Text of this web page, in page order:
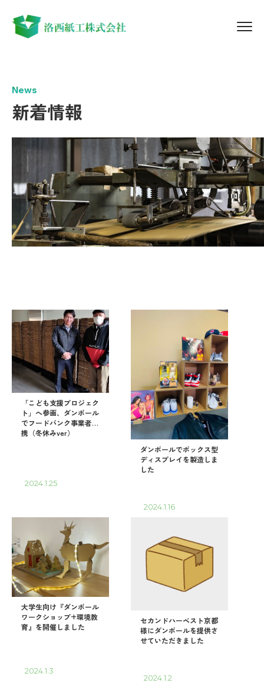
News
新着情報
「こども支援プロジェク
ト」へ参画、ダンボール
でフードバンク事業者連
携（冬休みver）
2024.1.25
ダンボールでボックス型
ディスプレイを製造しま
した
2024.1.16
大学生向け『ダンボール
ワークショップ+環境教
育』を開催しました
2024.1.3
セカンドハーベスト京都
様にダンボールを提供さ
せていただきました
2024.1.2